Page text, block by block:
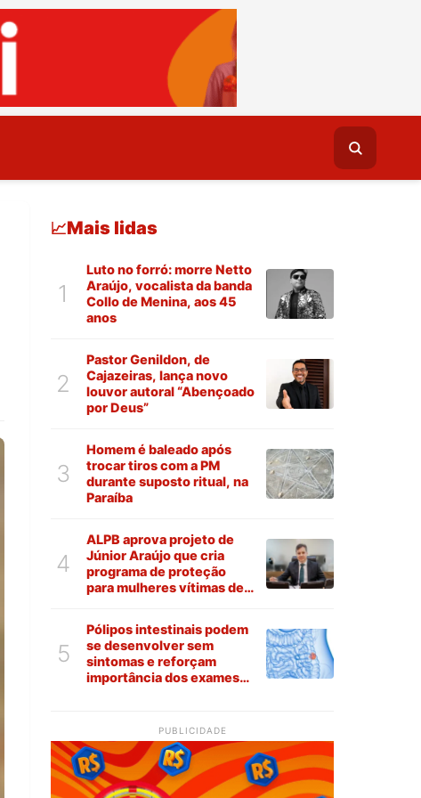
📈Mais lidas
1
Luto no forró: morre Netto
Araújo, vocalista da banda
Collo de Menina, aos 45
anos
2
Pastor Genildon, de
Cajazeiras, lança novo
louvor autoral “Abençoado
por Deus”
3
Homem é baleado após
trocar tiros com a PM
durante suposto ritual, na
Paraíba
4
ALPB aprova projeto de
Júnior Araújo que cria
programa de proteção
para mulheres vítimas de
5
Pólipos intestinais podem
se desenvolver sem
sintomas e reforçam
importância dos exames
PUBLICIDADE